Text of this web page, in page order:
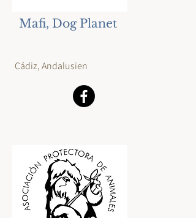
Mafi, Dog Planet
Cádiz, Andalusien